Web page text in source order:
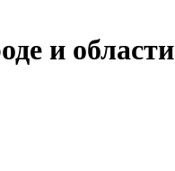
и области